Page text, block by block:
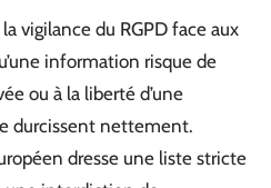
vigilance du RGPD face aux
information risque de
ou à la liberté d’une
durcissent nettement.
dresse une liste stricte